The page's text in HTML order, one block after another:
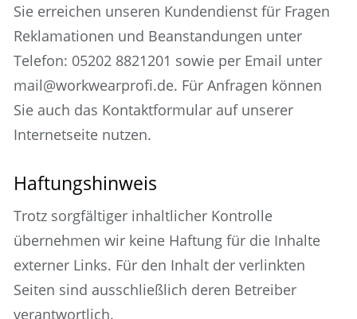
Sie erreichen unseren Kundendienst für Fragen
Reklamationen und Beanstandungen unter
Telefon: 05202 8821201 sowie per Email unter
mail@workwearprofi.de. Für Anfragen können
Sie auch das Kontaktformular auf unserer
Internetseite nutzen.
Haftungshinweis
Trotz sorgfältiger inhaltlicher Kontrolle
übernehmen wir keine Haftung für die Inhalte
externer Links. Für den Inhalt der verlinkten
Seiten sind ausschließlich deren Betreiber
verantwortlich.